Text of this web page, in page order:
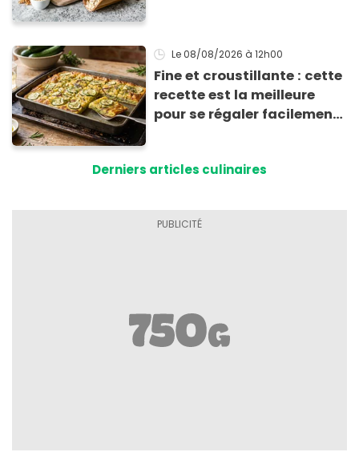
Le 08/08/2026 à 12h00
Fine et croustillante : cette
recette est la meilleure
pour se régaler facilement
Derniers articles culinaires